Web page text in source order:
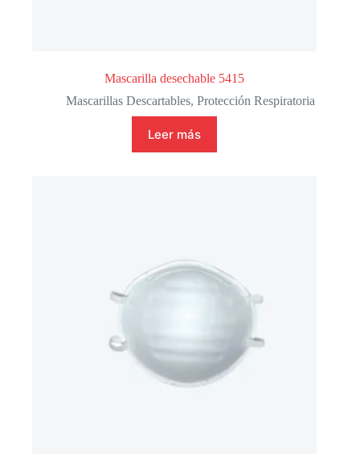
Mascarilla desechable 5415
Mascarillas Descartables,Protección Respiratoria
Leer más